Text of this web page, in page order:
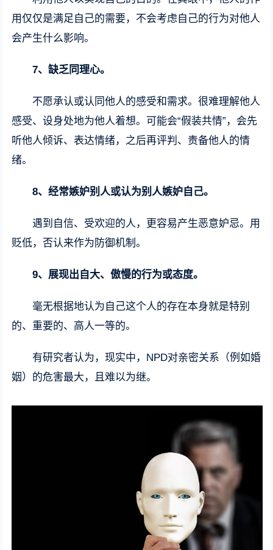
用仅仅是满足自己的需要，不会考虑自己的行为对他人
会产生什么影响。
7、缺乏同理心。
不愿承认或认同他人的感受和需求。很难理解他人
感受、设身处地为他人着想。可能会“假装共情”，会先
听他人倾诉、表达情绪，之后再评判、责备他人的情
绪。
8、经常嫉妒别人或认为别人嫉妒自己。
遇到自信、受欢迎的人，更容易产生恶意妒忌。用
贬低，否认来作为防御机制。
9、展现出自大、傲慢的行为或态度。
毫无根据地认为自己这个人的存在本身就是特别
的、重要的、高人一等的。
有研究者认为，现实中，NPD对亲密关系（例如婚
姻）的危害最大，且难以为继。